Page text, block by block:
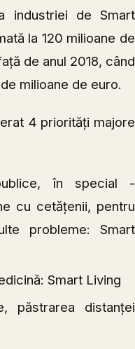
industriei de Smart
la 120 milioane de
de anul 2018, când
milioane de euro.
4 priorități majore
în special -
cu cetăţenii, pentru
probleme: Smart
Smart Living
păstrarea distanţei